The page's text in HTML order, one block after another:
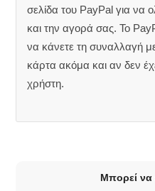
σελίδα του PayPal για
και την αγορά σας. Το
να κάνετε τη συναλλαγή
κάρτα ακόμα και αν δεν
χρήστη.
Μπορεί να